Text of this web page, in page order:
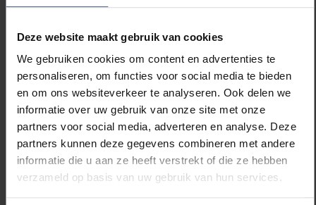
Deze website maakt gebruik van cookies
We gebruiken cookies om content en advertenties te
personaliseren, om functies voor social media te bieden
en om ons websiteverkeer te analyseren. Ook delen we
informatie over uw gebruik van onze site met onze
partners voor social media, adverteren en analyse. Deze
partners kunnen deze gegevens combineren met andere
informatie die u aan ze heeft verstrekt of die ze hebben
verzameld op basis van uw gebruik van hun services.
organiseren. In maart deden we dat al met The Long
tussen verschillende diensten van VUB en ULB. Veel
studenten, en bij uitbreiding bijna iedereen, hebben in
meer of mindere mate te maken met uitstelgedrag.
Die avond werden er allerlei workshops en sessies
gegeven om met behulp van tips & tricks
uitstelgedrag tegen te gaan. Bijzonder nuttig en ook
nog eens heel gezellig onder het genot van
sandwiches en muziek. Volgend jaar hopen we dit